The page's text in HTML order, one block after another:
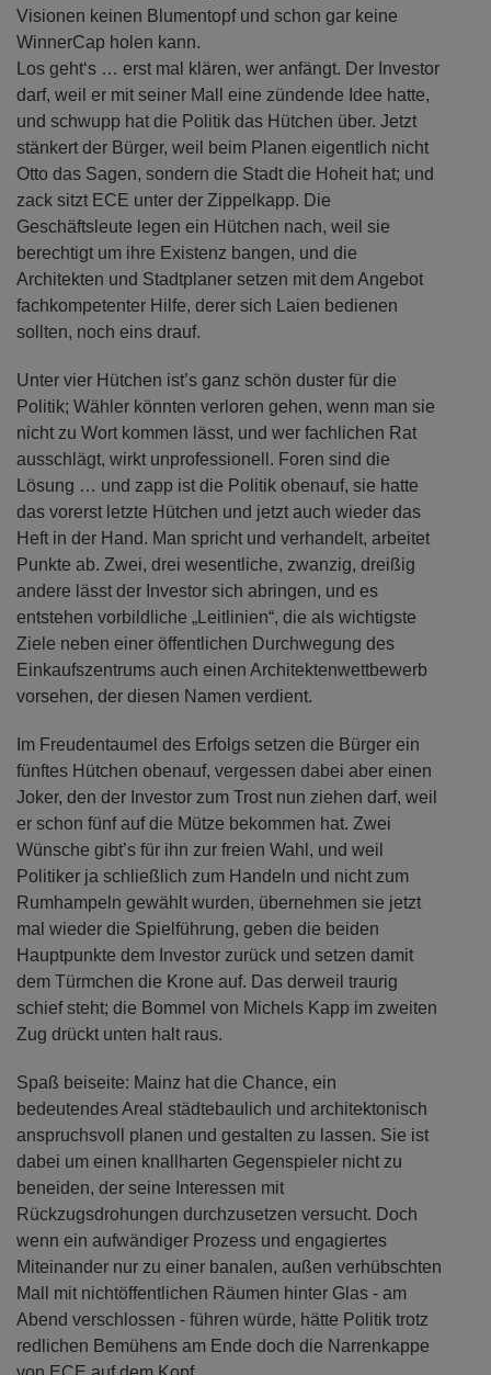
Visionen keinen Blumentopf und schon gar keine
WinnerCap holen kann.
Los geht‘s … erst mal klären, wer anfängt. Der Investor
darf, weil er mit seiner Mall eine zündende Idee hatte,
und schwupp hat die Politik das Hütchen über. Jetzt
stänkert der Bürger, weil beim Planen eigentlich nicht
Otto das Sagen, sondern die Stadt die Hoheit hat; und
zack sitzt ECE unter der Zippelkapp. Die
Geschäftsleute legen ein Hütchen nach, weil sie
berechtigt um ihre Existenz bangen, und die
Architekten und Stadtplaner setzen mit dem Angebot
fachkompetenter Hilfe, derer sich Laien bedienen
sollten, noch eins drauf.
Unter vier Hütchen ist’s ganz schön duster für die
Politik; Wähler könnten verloren gehen, wenn man sie
nicht zu Wort kommen lässt, und wer fachlichen Rat
ausschlägt, wirkt unprofessionell. Foren sind die
Lösung … und zapp ist die Politik obenauf, sie hatte
das vorerst letzte Hütchen und jetzt auch wieder das
Heft in der Hand. Man spricht und verhandelt, arbeitet
Punkte ab. Zwei, drei wesentliche, zwanzig, dreißig
andere lässt der Investor sich abringen, und es
entstehen vorbildliche „Leitlinien“, die als wichtigste
Ziele neben einer öffentlichen Durchwegung des
Einkaufszentrums auch einen Architektenwettbewerb
vorsehen, der diesen Namen verdient.
Im Freudentaumel des Erfolgs setzen die Bürger ein
fünftes Hütchen obenauf, vergessen dabei aber einen
Joker, den der Investor zum Trost nun ziehen darf, weil
er schon fünf auf die Mütze bekommen hat. Zwei
Wünsche gibt’s für ihn zur freien Wahl, und weil
Politiker ja schließlich zum Handeln und nicht zum
Rumhampeln gewählt wurden, übernehmen sie jetzt
mal wieder die Spielführung, geben die beiden
Hauptpunkte dem Investor zurück und setzen damit
dem Türmchen die Krone auf. Das derweil traurig
schief steht; die Bommel von Michels Kapp im zweiten
Zug drückt unten halt raus.
Spaß beiseite: Mainz hat die Chance, ein
bedeutendes Areal städtebaulich und architektonisch
anspruchsvoll planen und gestalten zu lassen. Sie ist
dabei um einen knallharten Gegenspieler nicht zu
beneiden, der seine Interessen mit
Rückzugsdrohungen durchzusetzen versucht. Doch
wenn ein aufwändiger Prozess und engagiertes
Miteinander nur zu einer banalen, außen verhübschten
Mall mit nichtöffentlichen Räumen hinter Glas - am
Abend verschlossen - führen würde, hätte Politik trotz
redlichen Bemühens am Ende doch die Narrenkappe